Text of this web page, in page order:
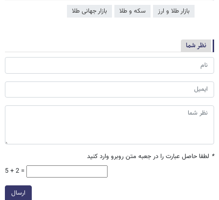
بازار طلا و ارز سکه و طلا بازار جهانی طلا
نظر شما
* لطفا حاصل عبارت را در جعبه متن روبرو وارد کنید
5 + 2 =
ارسال